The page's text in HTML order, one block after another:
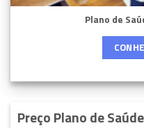
Plano de
Preço Plano de